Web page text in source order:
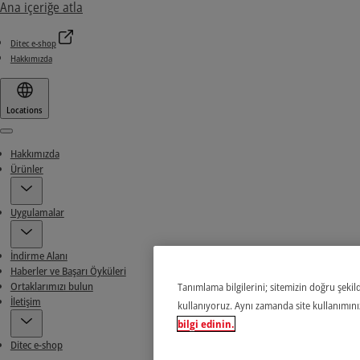
Ana içeriğe atla
Ditec e-shop
Hakkımızda
Locations
Menu
Hakkımızda
Ürünler
Uygulamalar
İndirme Alanı
Haberler ve Başarı Öyküleri
Ortaklarımızı bulun
İletişim
Ditec e-shop
Tanımlama bilgilerini; sitemizin doğru
kullanıyoruz. Aynı zamanda site
bilgi edinin.